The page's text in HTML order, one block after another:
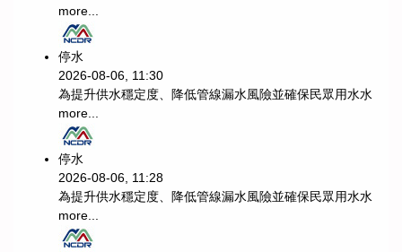
more...
停水
2026-08-06, 11:30
為提升供水穩定度、降低管線漏水風險並確保民眾用水水
more...
停水
2026-08-06, 11:28
為提升供水穩定度、降低管線漏水風險並確保民眾用水水
more...